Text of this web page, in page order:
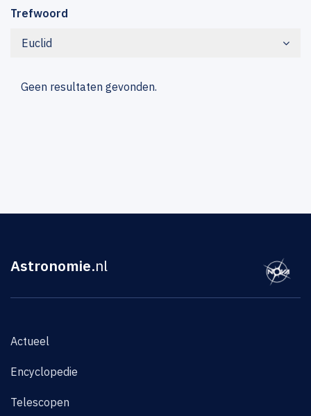
Trefwoord
Euclid
Geen resultaten gevonden.
Astronomie.nl
Actueel
Encyclopedie
Telescopen